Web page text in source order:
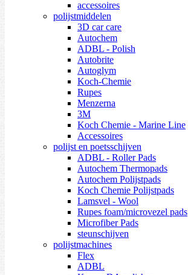
accessoires
polijstmiddelen
3D car care
Autochem
ADBL - Polish
Autobrite
Autoglym
Koch-Chemie
Rupes
Menzerna
3M
Koch Chemie - Marine Line
Accessoires
polijst en poetsschijven
ADBL - Roller Pads
Autochem Thermopads
Autochem Polijstpads
Koch Chemie Polijstpads
Lamsvel - Wool
Rupes foam/microvezel pads
Microfiber Pads
steunschijven
polijstmachines
Flex
ADBL